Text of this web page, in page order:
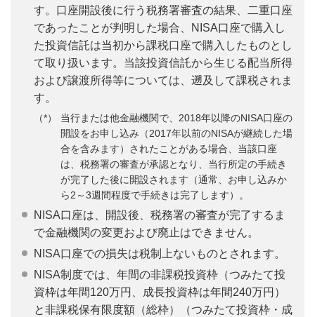
す。口座開設後に行う税務署審査の結果、二重口座
であったことが判明した場合、NISA口座で購入し
た投資信託は当初から課税口座で購入したものとし
て取り扱います。当該投資信託から生じる配当所得
および譲渡所得等については、遡及して課税されま
す。
当行または他金融機関で、2018年以降のNISA口座の
開設をお申し込み（2017年以前のNISAが継続した場
合を含みます）されたことがある場合、当該口座
は、税務署の審査が承認となり、当行所定の手続き
が完了した後に開設されます（通常、お申し込みか
ら2～3週間程度で手続きは完了します）。
NISA口座は、開設後、税務署の審査が完了するま
で金融機関の変更および廃止はできません。
NISA口座での損失は税制上ないものとされます。
NISA制度では、年間の非課税投資枠（つみたて投
資枠は年間120万円、成長投資枠は年間240万円）
と非課税保有限度額（総枠）（つみたて投資枠・成